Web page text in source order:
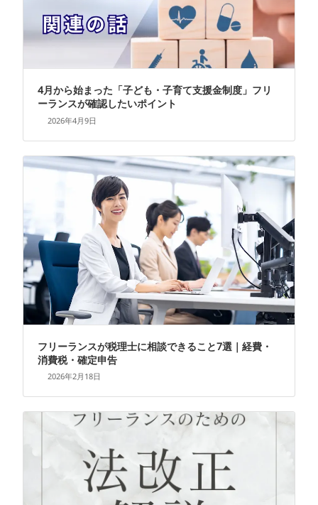
4月から始まった「子ども・子育て支援金制度」フリ
ーランスが確認したいポイント
2026年4月9日
フリーランスが税理士に相談できること7選｜経費・
消費税・確定申告
2026年2月18日